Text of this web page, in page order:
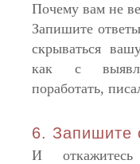
Почему вам не
Запишите
скрываться
как с
поработать,
6. Запишите
И